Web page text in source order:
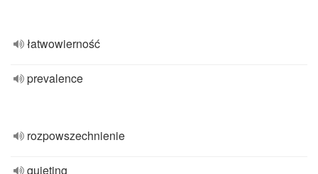
łatwowierność
prevalence
rozpowszechnienie
quieting